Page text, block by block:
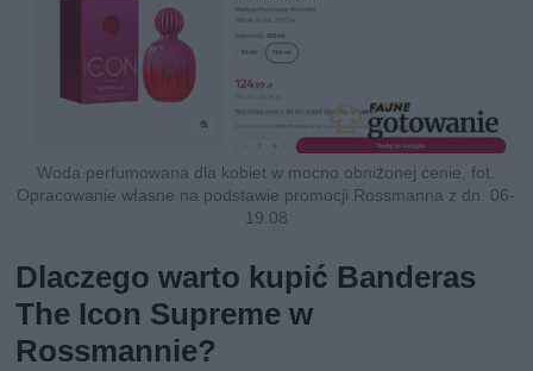
Woda perfumowana dla kobiet w mocno obniżonej cenie, fot.
Opracowanie własne na podstawie promocji Rossmanna z dn. 06-
19.08
Dlaczego warto kupić Banderas
The Icon Supreme w
Rossmannie?